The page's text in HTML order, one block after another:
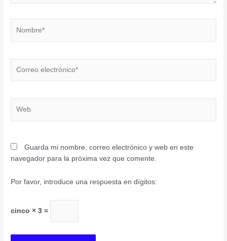
Guarda mi nombre, correo electrónico y web en este
navegador para la próxima vez que comente.
Por favor, introduce una respuesta en dígitos:
cinco × 3 =